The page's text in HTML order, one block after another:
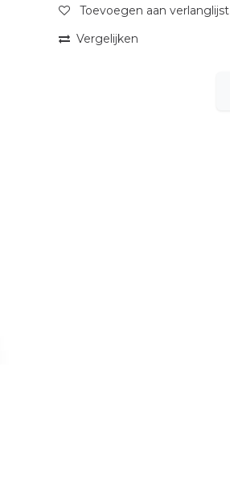
Toevoegen aan verlanglijst
Vergelijken